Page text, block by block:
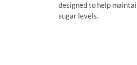
designed to help
sugar levels.